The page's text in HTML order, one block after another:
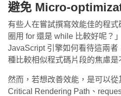
避免 Micro-
有些人在嘗試撰寫效能佳的程
圈用 for 還是 while 比較好呢？
JavaScript 引擎如何看待這兩
種比較相似程式碼片段的焦慮是
然而，若想改善效能，是可以
Critical Rendering Path、